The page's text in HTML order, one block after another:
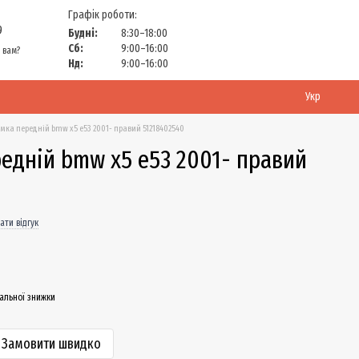
вам?
Графік роботи:
Будні:
8:30–18:00
Сб:
9:00–16:00
Нд:
9:00–16:00
Укр
передній bmw x5 e53 2001- правий 51218402540
bmw x5 e53 2001- правий
відгук
знижки
Замовити швидко